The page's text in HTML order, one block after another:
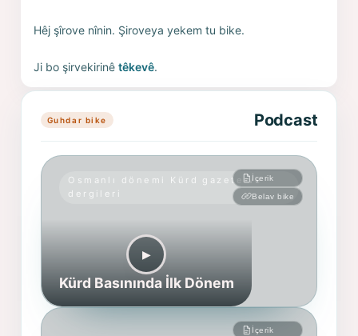
Hêj şîrove nînin. Şiroveya yekem tu bike.
Ji bo şirvekirinêtêkevê.
Guhdar bike Podcast
Osmanlı dönemi Kürd gazete ve
dergileri
İçerik
Belav bike
▶︎
Kürd Basınında İlk Dönem
İçerik